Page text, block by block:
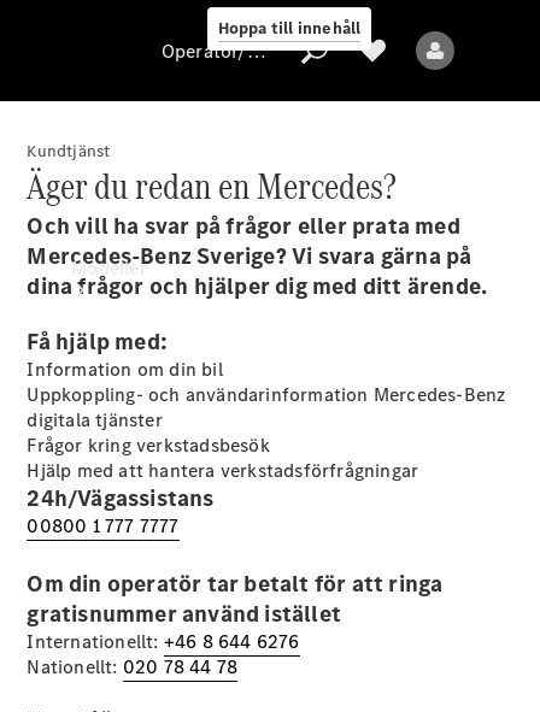
Hoppa till innehåll
Operatör/skydd
av
personuppgifter
Modeller
Alla modeller
Nya modeller
Laddhybrid modeller
Sedan
Operatör/skydd av personuppgifter
Kundtjänst
Äger du redan en Mercedes?
Och vill ha svar på frågor eller prata med
Mercedes-Benz Sverige? Vi svara gärna på
dina frågor och hjälper dig med ditt ärende.
Få hjälp med:
Information om din bil
Uppkoppling- och användarinformation Mercedes-Benz
digitala tjänster
Frågor kring verkstadsbesök
Hjälp med att hantera verkstadsförfrågningar
24h/Vägassistans
00800 1 777 7777
Om din operatör tar betalt för att ringa
gratisnummer använd istället
Internationellt: +46 8 644 6276
Nationellt: 020 78 44 78